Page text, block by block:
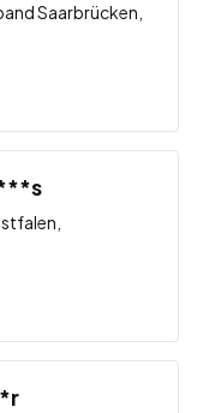
Saarbrücken,